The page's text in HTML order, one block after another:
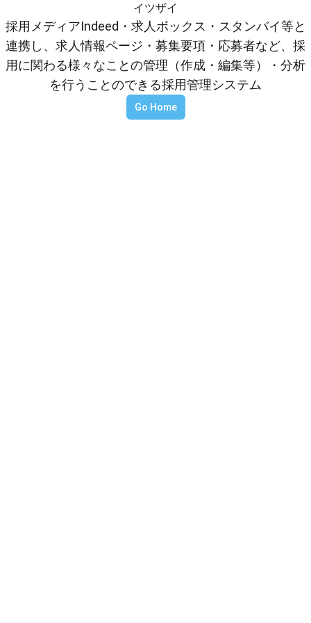
イツザイ
採用メディアIndeed・求人ボックス・スタンバイ等と
連携し、求人情報ページ・募集要項・応募者など、採
用に関わる様々なことの管理（作成・編集等）・分析
を行うことのできる採用管理システム
Go Home